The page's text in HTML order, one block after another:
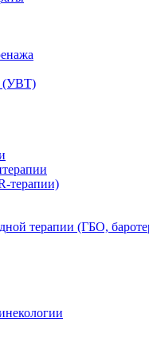
(УВТ)
терапии)
терапии (ГБО,